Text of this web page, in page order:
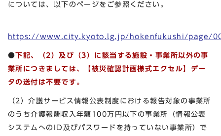
については、以下のページをご参照ください。
https://www.city.kyoto.lg.jp/hokenfukushi/page/
●下記、（2）及び（3）に該当する施設・事業所以外の事
業所につきましては、【被災確認計画様式エクセル】デー
タの送付は不要です。
（2）介護サービス情報公表制度における報告対象の事業所
のうち介護報酬収入年額100万円以下の事業所（情報公表
システムへのID及びパスワードを持っていない事業所）で